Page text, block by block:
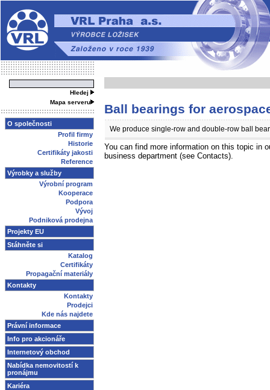
Hledej
Mapa serveru
O společnosti
Profil firmy
Historie
Certifikáty jakosti
Reference
Výrobky a služby
Výrobní program
Kooperace
Podpora
Vývoj
Podniková prodejna
Projekty EU
Stáhněte si
Katalog
Certifikáty
Propagační materiály
Kontakty
Kontakty
Prodejci
Kde nás najdete
Právní informace
Info pro akcionáře
Internetový obchod
Nabídka nemovitostí k
pronájmu
Kariéra
Ball bearings for
We produce single-row and double-row ball
You can find more information on this topic in
business department (see Contacts).